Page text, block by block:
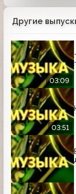
Другие
03:09
03:51